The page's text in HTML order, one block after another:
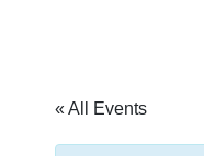
« All Events